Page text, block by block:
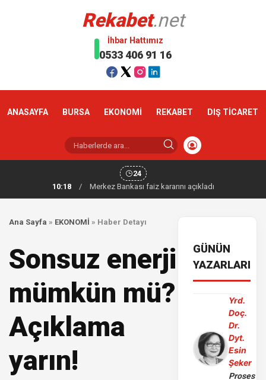
Rekabet.net
İhbar Hattımız
0533 406 91 16
ANASAYFA BURSA EKONOMİ REKABET DIŞ TİCARET
24
10:18
/ Merkez Bankası faiz kararını açıkladı
Ana Sayfa » EKONOMİ » Haber Detayı
Sonsuz enerji
mümkün mü?
Açıklama
yarın!
GÜNÜN
YAZARLARI
Yrd.
Doç.
Dr.
Dyt.
Esin
Şeker
Proses